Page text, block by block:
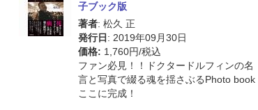
子ブック版
著者: 松久 正
発行日 : 2019年09月30日
価格: 1,760円/税込
ファン必見！！ドクタードルフィンの名
言と写真で綴る魂を揺さぶるPhoto book
ここに完成！